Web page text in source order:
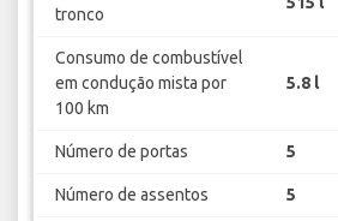
tronco
Consumo de combustível
em condução mista por
100 km
5.8 l
Número de portas 5
Número de assentos 5